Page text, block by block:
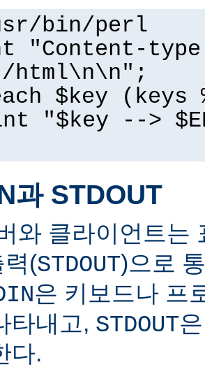
bin/perl
"Content-
html\n\n";
$key (keys
"$key -->
과 STDOUT
와 클라이언트는
력(STDOUT)으로
은 키보드나 프
타내고, STDOUT
다.